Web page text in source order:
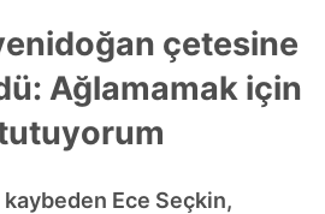
çetesine
Ağlamamak için
Ece Seçkin,